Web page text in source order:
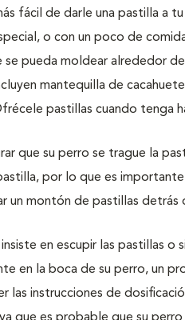
fácil de darle una pastilla a
o con un poco de
se pueda moldear alrededor
mantequilla de
pastillas cuando tenga
que su perro se trague la
por lo que es
un montón de pastillas detrás
insiste en escupir las pastillas
en la boca de su perro, un
las instrucciones de